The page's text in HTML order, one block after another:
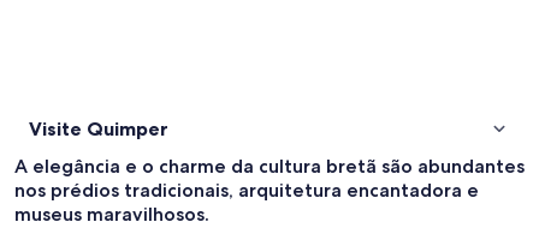
Visite Quimper
A elegância e o charme da cultura bretã são abundantes
nos prédios tradicionais, arquitetura encantadora e
museus maravilhosos.